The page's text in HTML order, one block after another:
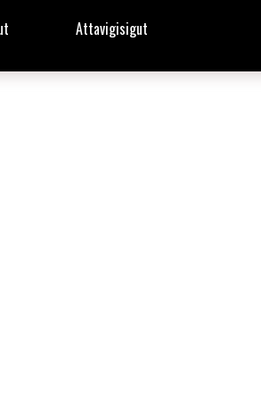
Attavigisigut